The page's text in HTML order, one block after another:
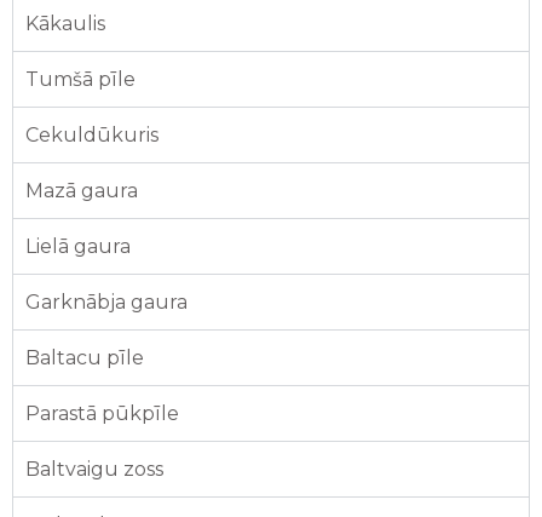
Kākaulis
Tumšā pīle
Cekuldūkuris
Mazā gaura
Lielā gaura
Garknābja gaura
Baltacu pīle
Parastā pūkpīle
Baltvaigu zoss